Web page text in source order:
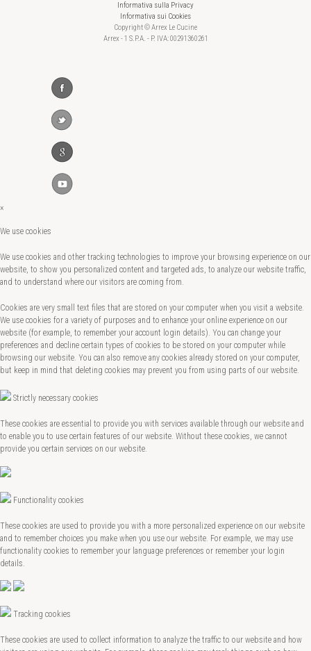
Informativa sulla Privacy
Informativa sui Cookies
Copyright © Arrex Le Cucine
Arrex - 1 S.P.A. - P. IVA: 00291360261
×
We use cookies
We use cookies and other tracking technologies to improve your browsing experience on our
website, to show you personalized content and targeted ads, to analyze our website traffic,
and to understand where our visitors are coming from.
Cookies are very small text files that are stored on your computer when you visit a website.
We use cookies for a variety of purposes and to enhance your online experience on our
website (for example, to remember your account login details). You can change your
preferences and decline certain types of cookies to be stored on your computer while
browsing our website. You can also remove any cookies already stored on your computer,
but keep in mind that deleting cookies may prevent you from using parts of our website.
Strictly necessary cookies
These cookies are essential to provide you with services available through our website and
to enable you to use certain features of our website. Without these cookies, we cannot
provide you certain services on our website.
Functionality cookies
These cookies are used to provide you with a more personalized experience on our website
and to remember choices you make when you use our website. For example, we may use
functionality cookies to remember your language preferences or remember your login
details.
Tracking cookies
These cookies are used to collect information to analyze the traffic to our website and how